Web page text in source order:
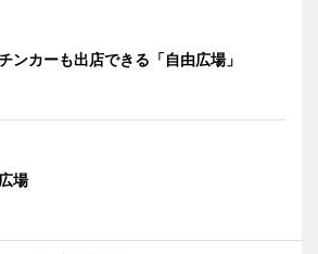
ンカーも出店できる「自由広場」
場